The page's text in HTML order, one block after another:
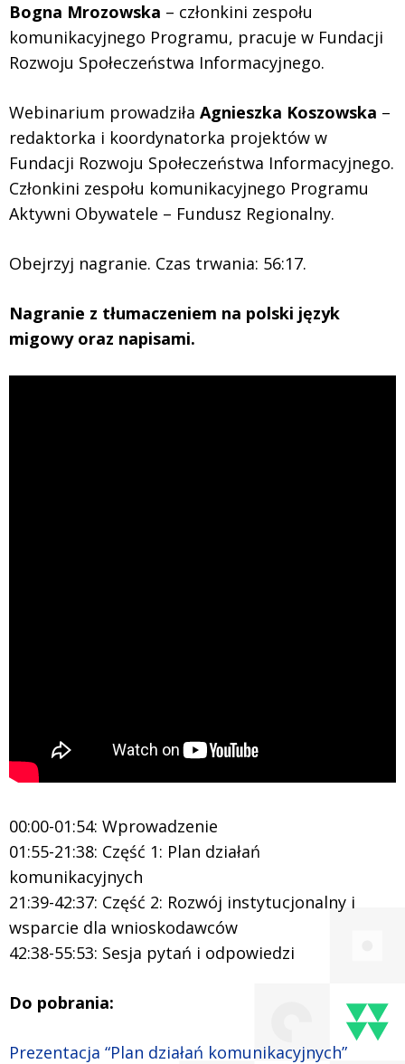
Bogna Mrozowska – członkini zespołu
komunikacyjnego Programu, pracuje w Fundacji
Rozwoju Społeczeństwa Informacyjnego.
Webinarium prowadziła Agnieszka Koszowska –
redaktorka i koordynatorka projektów w
Fundacji Rozwoju Społeczeństwa Informacyjnego.
Członkini zespołu komunikacyjnego Programu
Aktywni Obywatele – Fundusz Regionalny.
Obejrzyj nagranie. Czas trwania: 56:17.
Nagranie z tłumaczeniem na polski język
migowy oraz napisami.
00:00-01:54: Wprowadzenie
01:55-21:38: Część 1: Plan działań
komunikacyjnych
21:39-42:37: Część 2: Rozwój instytucjonalny i
wsparcie dla wnioskodawców
42:38-55:53: Sesja pytań i odpowiedzi
Do pobrania:
Prezentacja “Plan działań komunikacyjnych”